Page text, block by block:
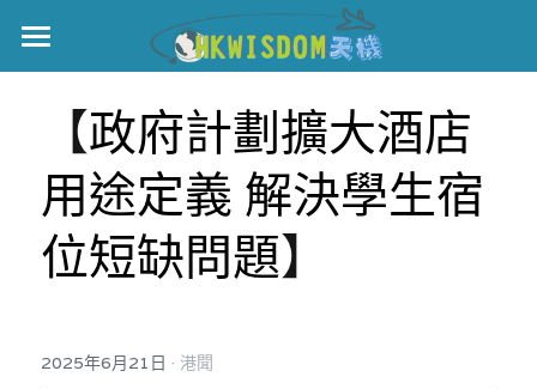
主頁
世界盃
伊美戰爭
黎智英案
美西媒體謊言實錄
宏福‧革新
港聞
【政府計劃擴大酒店
用途定義 解決學生宿
位短缺問題】
2025年6月21日 · 港聞